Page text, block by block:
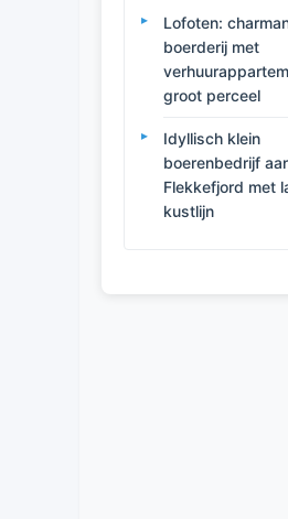
Lofoten:
boerderij met
groot perceel
Idyllisch klein
boerenbedrijf
Flekkefjord met
kustlijn